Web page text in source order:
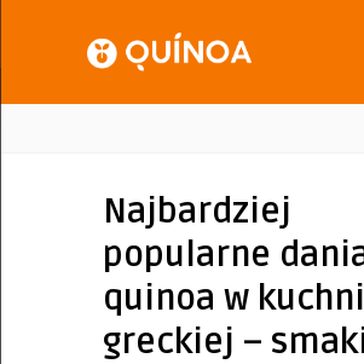
Najbardziej
popularne
quinoa w kuchni
greckiej –